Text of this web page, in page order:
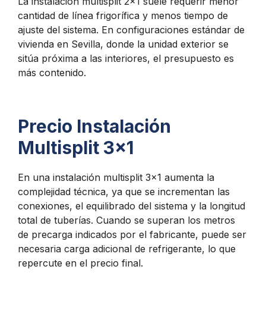
cantidad de línea frigorífica y menos tiempo de
ajuste del sistema. En configuraciones estándar de
vivienda en Sevilla, donde la unidad exterior se
sitúa próxima a las interiores, el presupuesto es
más contenido.
Precio Instalación
Multisplit 3x1
En una instalación multisplit 3×1 aumenta la
complejidad técnica, ya que se incrementan las
conexiones, el equilibrado del sistema y la longitud
total de tuberías. Cuando se superan los metros
de precarga indicados por el fabricante, puede ser
necesaria carga adicional de refrigerante, lo que
repercute en el precio final.